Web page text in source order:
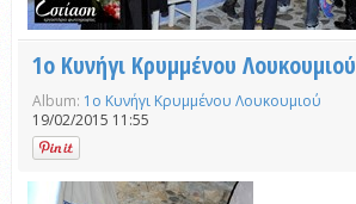
1ο Κυνήγι Κρυμμένου Λουκουμιού
Album: 1ο Κυνήγι Κρυμμένου Λουκουμιού
19/02/2015 11:55